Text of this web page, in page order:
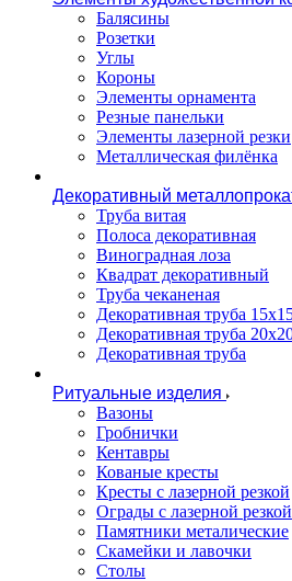
Балясины
Розетки
Углы
Короны
Элементы орнамента
Резные панельки
Элементы лазерной резки
Металлическая филёнка
Декоративный
Труба витая
Полоса декоративная
Виноградная лоза
Квадрат декоративный
Труба чеканеная
Декоративная труба
Декоративная труба
Декоративная труба
Ритуальные изделия
Вазоны
Гробнички
Кентавры
Кованые кресты
Кресты с лазерной резкой
Ограды с лазерной резкой
Памятники металические
Скамейки и лавочки
Столы